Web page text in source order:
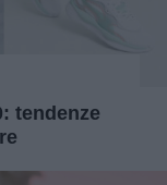
tendenze